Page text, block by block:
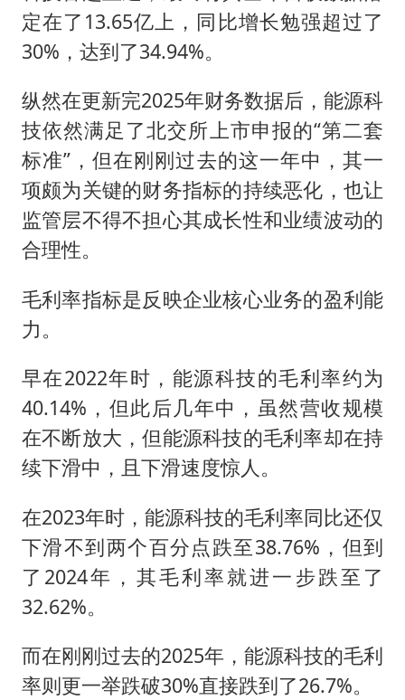
定在了13.65亿上，同比增长勉强超过了
30%，达到了34.94%。
纵然在更新完2025年财务数据后，能源科
技依然满足了北交所上市申报的“第二套
标准”，但在刚刚过去的这一年中，其一
项颇为关键的财务指标的持续恶化，也让
监管层不得不担心其成长性和业绩波动的
合理性。
毛利率指标是反映企业核心业务的盈利能
力。
早在2022年时，能源科技的毛利率约为
40.14%，但此后几年中，虽然营收规模
在不断放大，但能源科技的毛利率却在持
续下滑中，且下滑速度惊人。
在2023年时，能源科技的毛利率同比还仅
下滑不到两个百分点跌至38.76%，但到
了2024年，其毛利率就进一步跌至了
32.62%。
而在刚刚过去的2025年，能源科技的毛利
率则更一举跌破30%直接跌到了26.7%。